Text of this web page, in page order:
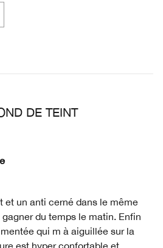
DE TEINT
et un anti cerné dans le même
du temps le matin. Enfin
qui m à aiguillée sur la
est hyper confortable et